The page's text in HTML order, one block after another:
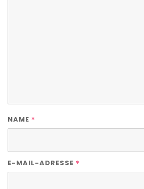
NAME *
E-MAIL-ADRESSE *